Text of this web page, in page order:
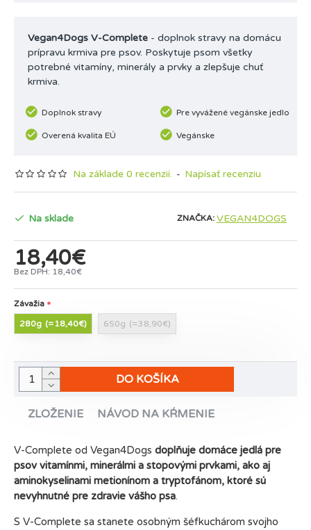
Vegan4Dogs V-Complete - doplnok stravy na domácu
prípravu krmiva pre psov. Poskytuje psom všetky
potrebné vitamíny, minerály a prvky a zlepšuje chuť
krmiva.
Doplnok stravy Pre vyvážené vegánske jedlo
Overená kvalita EÚ Vegánske
Na základe 0 recenzií. - Napísať recenziu
18,40€
Bez DPH: 18,40€
Na sklade ZNAČKA: VEGAN4DOGS
Závažia
280g (=18,40€) 650g (=38,90€)
DO KOŠÍKA
ZLOŽENIE NÁVOD NA KŔMENIE
V-Complete od Vegan4Dogs doplňuje domáce jedlá pre
psov vitamínmi, minerálmi a stopovými prvkami, ako aj
aminokyselinami metionínom a tryptofánom, ktoré sú
nevyhnutné pre zdravie vášho psa.
S V-Complete sa stanete osobným šéfkuchárom svojho